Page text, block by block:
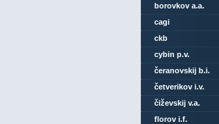
borovkov a.a.
cagi
ckb
cybin p.v.
čeranovskij b.i.
četverikov i.v.
čiževskij v.a.
florov i.f.